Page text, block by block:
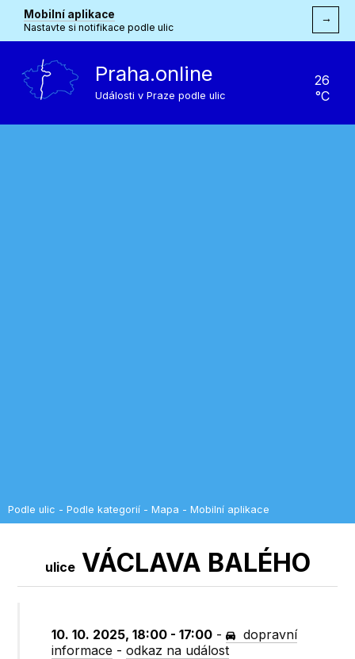
Mobilní aplikace
Nastavte si notifikace podle ulic
→
Praha.online
Události v Praze podle ulic
26
°C
Podle ulic - Podle kategorií - Mapa - Mobilní aplikace
uliceVÁCLAVA BALÉHO
10. 10. 2025, 18:00 - 17:00 -
dopravní
informace -odkaz na událost